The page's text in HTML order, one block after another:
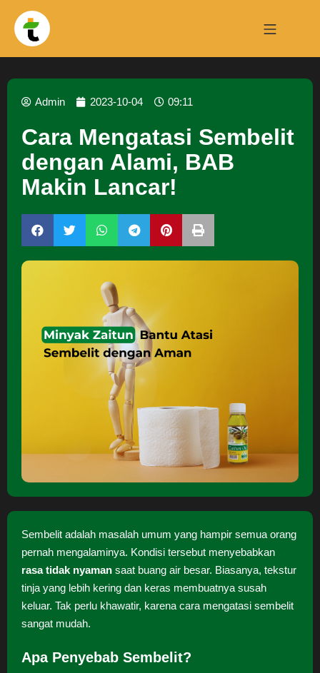
Admin 2023-10-04 09:11
Cara Mengatasi Sembelit
dengan Alami, BAB
Makin Lancar!
Sembelit adalah masalah umum yang hampir semua orang
pernah mengalaminya. Kondisi tersebut menyebabkan
rasa tidak nyaman saat buang air besar. Biasanya, tekstur
tinja yang lebih kering dan keras membuatnya susah
keluar. Tak perlu khawatir, karena cara mengatasi sembelit
sangat mudah.
Apa Penyebab Sembelit?